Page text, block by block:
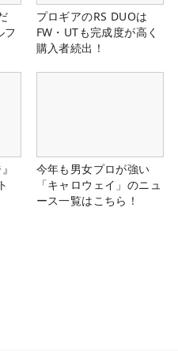
フ
プロギアのRS DUOは
FW・UTも完成度が高く
購入者続出！
今年も男女プロが強い
「キャロウェイ」のニュ
ース一覧はこちら！